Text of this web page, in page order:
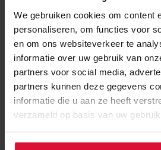
We gebruiken cookies om content
personaliseren, om functies voor
en om ons websiteverkeer te
informatie over uw gebruik van
partners voor social media,
partners kunnen deze gegevens
informatie die u aan ze heeft
verzameld op basis van uw
patiënt maar slecht beoordelen.
veel beter! We hebben onderzoek
Reported Outcomes (PROMS) en
(PRO-CTCAE*). Deze vragenlijst
behandelingen van longkanker
kan de ernst en het effect van een
patiënt goed bijgehouden worden.
kwaliteit van leven van een patiënt
kunnen we patiënten beter